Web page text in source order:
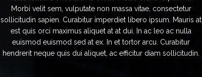
Morbi velit sem, vulputate non massa vitae, consectetur
sollicitudin sapien. Curabitur imperdiet libero ipsum. Mauris at
est quis orci maximus aliquet at at dui. In ac leo ac nulla
euismod euismod sed at ex. In et tortor arcu. Curabitur
hendrerit neque quis dui aliquet, ac efficitur diam sollicitudin.